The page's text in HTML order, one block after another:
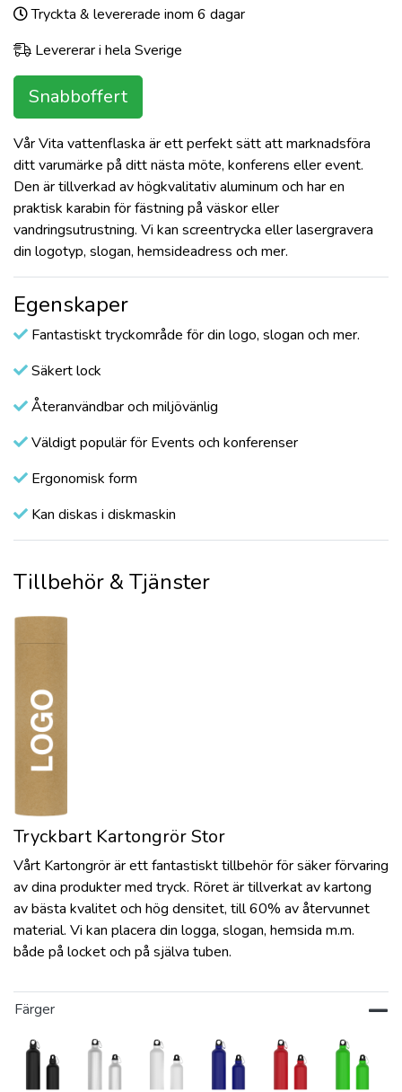
Tryckta & levererade inom 6 dagar
Levererar i hela Sverige
Snabboffert
Vår Vita vattenflaska är ett perfekt sätt att marknadsföra
ditt varumärke på ditt nästa möte, konferens eller event.
Den är tillverkad av högkvalitativ aluminum och har en
praktisk karabin för fästning på väskor eller
vandringsutrustning. Vi kan screentrycka eller lasergravera
din logotyp, slogan, hemsideadress och mer.
Egenskaper
Fantastiskt tryckområde för din logo, slogan och mer.
Säkert lock
Återanvändbar och miljövänlig
Väldigt populär för Events och konferenser
Ergonomisk form
Kan diskas i diskmaskin
Tillbehör & Tjänster
Tryckbart Kartongrör Stor
Vårt Kartongrör är ett fantastiskt tillbehör för säker förvaring
av dina produkter med tryck. Röret är tillverkat av kartong
av bästa kvalitet och hög densitet, till 60% av återvunnet
material. Vi kan placera din logga, slogan, hemsida m.m.
både på locket och på själva tuben.
Färger